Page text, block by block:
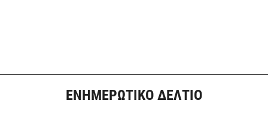
ΕΝΗΜΕΡΩΤΙΚΟ ΔΕΛΤΙΟ